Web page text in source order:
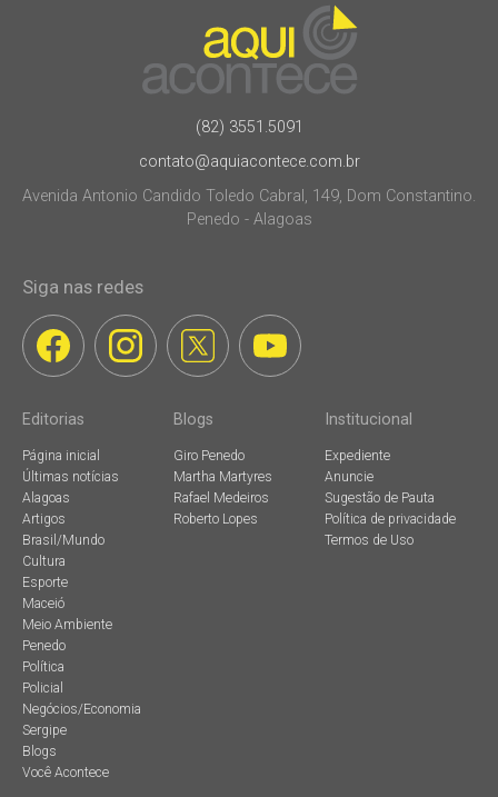
(82) 3551.5091
contato@aquiacontece.com.br
Avenida Antonio Candido Toledo Cabral, 149, Dom Constantino.
Penedo - Alagoas
Siga nas redes
Editorias
Página inicial
Últimas notícias
Alagoas
Artigos
Brasil/Mundo
Cultura
Esporte
Maceió
Meio Ambiente
Penedo
Política
Policial
Negócios/Economia
Sergipe
Blogs
Você Acontece
Blogs
Giro Penedo
Martha Martyres
Rafael Medeiros
Roberto Lopes
Institucional
Expediente
Anuncie
Sugestão de Pauta
Política de privacidade
Termos de Uso